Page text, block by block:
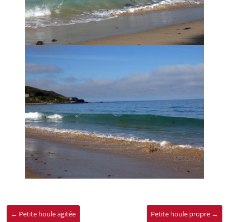
← Petite houle agitée Petite houle propre →